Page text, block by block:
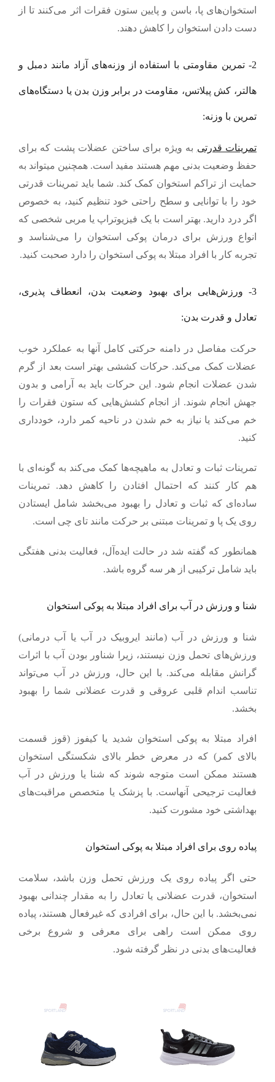
استخوان‌های پا، باسن و پایین ستون فقرات اثر می‌کنند تا از
دست دادن استخوان را کاهش دهند.
2- تمرین مقاومتی با استفاده از وزنه‌های آزاد مانند دمبل و
هالتر، کش پیلاتس، مقاومت در برابر وزن بدن یا دستگاه‌های
تمرین با وزنه:
تمرینات قدرتی به ویژه برای ساختن عضلات پشت که برای
حفظ وضعیت بدنی مهم هستند مفید است. همچنین میتواند به
حمایت از تراکم استخوان کمک کند. شما باید تمرینات قدرتی
خود را با توانایی و سطح راحتی خود تنظیم کنید، به خصوص
اگر درد دارید. بهتر است با یک فیزیوتراپ یا مربی شخصی که
انواع ورزش برای درمان پوکی استخوان را می‌شناسد و
تجربه کار با افراد مبتلا به پوکی استخوان را دارد صحبت کنید.
3- ورزش‌هایی برای بهبود وضعیت بدن، انعطاف پذیری،
تعادل و قدرت بدن:
حرکت مفاصل در دامنه حرکتی کامل آنها به عملکرد خوب
عضلات کمک می‌کند. حرکات کششی بهتر است بعد از گرم
شدن عضلات انجام شود. این حرکات باید به آرامی و بدون
جهش انجام شوند. از انجام کشش‌هایی که ستون فقرات را
خم می‌کند یا نیاز به خم شدن در ناحیه کمر دارد، خودداری
کنید.
تمرینات ثبات و تعادل به ماهیچه‌ها کمک می‌کند به گونه‌ای با
هم کار کنند که احتمال افتادن را کاهش دهد. تمرینات
ساده‌ای که ثبات و تعادل را بهبود می‌بخشد شامل ایستادن
روی یک پا و تمرینات مبتنی بر حرکت مانند تای چی است.
همانطور که گفته شد در حالت ایده آل، فعالیت بدنی هفتگی
باید شامل ترکیبی از هر سه گروه باشد.
شنا و ورزش در آب برای افراد مبتلا به پوکی استخوان
شنا و ورزش در آب (مانند ایروبیک در آب یا آب درمانی)
ورزش‌های تحمل وزن نیستند، زیرا شناور بودن آب با اثرات
گرانش مقابله می‌کند. با این حال، ورزش در آب می‌تواند
تناسب اندام قلبی عروقی و قدرت عضلانی شما را بهبود
بخشد.
افراد مبتلا به پوکی استخوان شدید یا کیفوز (قوز قسمت
بالای کمر) که در معرض خطر بالای شکستگی استخوان
هستند ممکن است متوجه شوند که شنا یا ورزش در آب
فعالیت ترجیحی آنهاست. با پزشک یا متخصص مراقبت‌های
بهداشتی خود مشورت کنید.
پیاده روی برای افراد مبتلا به پوکی استخوان
حتی اگر پیاده روی یک ورزش تحمل وزن باشد، سلامت
استخوان، قدرت عضلانی یا تعادل را به مقدار چندانی بهبود
نمی‌بخشد. با این حال، برای افرادی که غیرفعال هستند، پیاده
روی ممکن است راهی برای معرفی و شروع برخی
فعالیت‌های بدنی در نظر گرفته شود.